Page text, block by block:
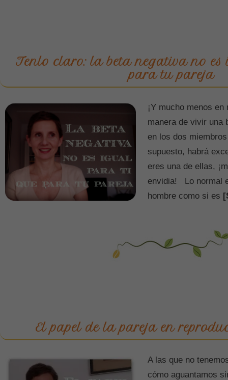
Tenlo claro: la beta negativa no
para tu pareja
¡Y mucho menos
manera de vivir una
en los dos
supuesto, habrá
eres una de ellas,
envidia! Lo normal
hombre como si es
El papel de la pareja en
A las que no
cómo aguantamos